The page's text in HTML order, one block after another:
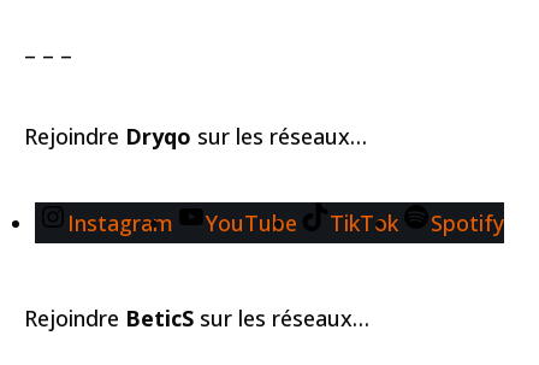
– – –
Rejoindre Dryqo sur les réseaux…
Instagram YouTube TikTok Spotify
Rejoindre BeticS sur les réseaux…